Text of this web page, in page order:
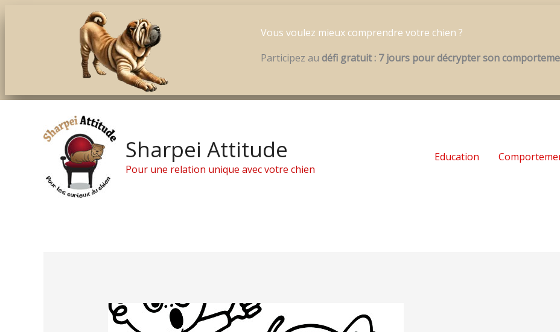
Vous voulez mieux comprendre votre chien ?
Participez au défi gratuit : 7 jours pour décrypter son
Sharpei Attitude
Pour une relation unique avec votre chien
Education